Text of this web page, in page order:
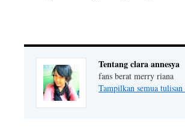
Tentang clara annesya
fans berat merry riana
Tampilkan semua tulisan